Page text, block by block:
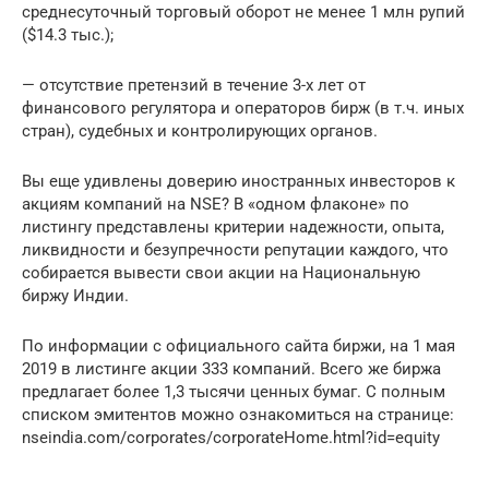
среднесуточный торговый оборот не менее 1 млн рупий
($14.3 тыс.);
— отсутствие претензий в течение 3-х лет от
финансового регулятора и операторов бирж (в т.ч. иных
стран), судебных и контролирующих органов.
Вы еще удивлены доверию иностранных инвесторов к
акциям компаний на NSE? В «одном флаконе» по
листингу представлены критерии надежности, опыта,
ликвидности и безупречности репутации каждого, что
собирается вывести свои акции на Национальную
биржу Индии.
По информации с официального сайта биржи, на 1 мая
2019 в листинге акции 333 компаний. Всего же биржа
предлагает более 1,3 тысячи ценных бумаг. С полным
списком эмитентов можно ознакомиться на странице:
nseindia.com/corporates/corporateHome.html?id=equity